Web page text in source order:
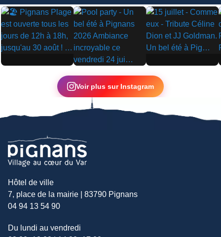
▶
▶
▶
Voir plus sur Instagram
Hôtel de ville
7, place de la mairie | 83790 Pignans
04 94 13 54 90
Du lundi au vendredi